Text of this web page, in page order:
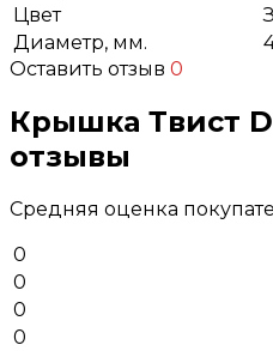
Цвет
Диаметр, мм.
Оставить отзыв 0
Крышка Твист
отзывы
Средняя оценка
0
0
0
0